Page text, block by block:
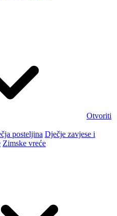
Otvoriti
posteljina Dječje zavjese i
Zimske vreće